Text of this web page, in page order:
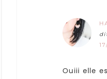
Ouiii elle